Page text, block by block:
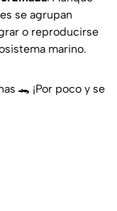
se agrupan
o reproducirse
marino.
🐊 ¡Por poco y se